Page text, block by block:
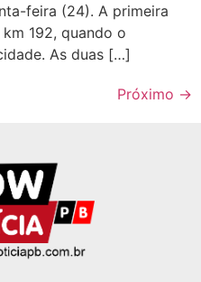
feira (24). A primeira
192, quando o
As duas […]
Próximo →